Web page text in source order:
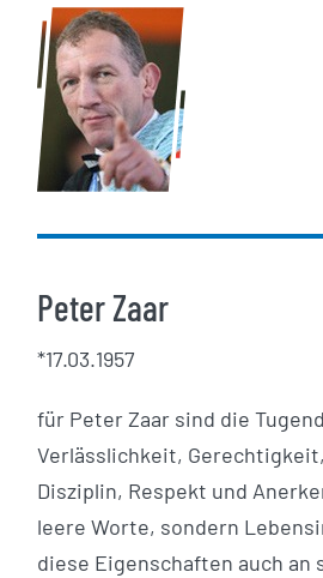
Peter Zaar
*17.03.1957
für Peter Zaar sind die
Verlässlichkeit,
Disziplin, Respekt und
leere Worte, sondern
diese Eigenschaften auch an